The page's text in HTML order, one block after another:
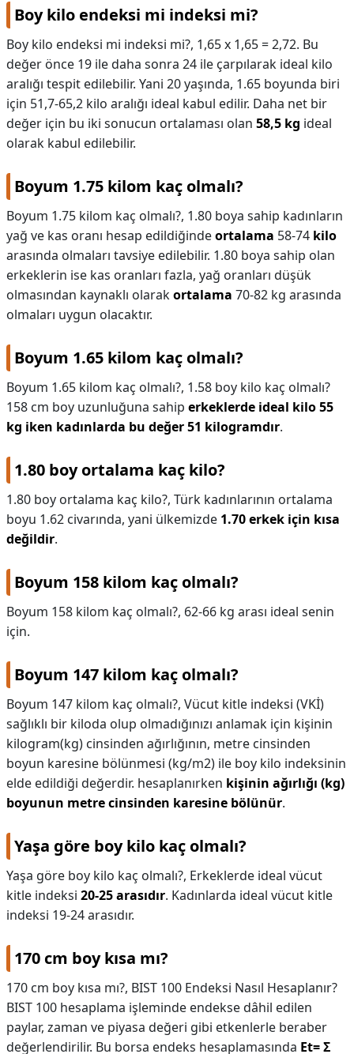
Boy kilo endeksi mi indeksi mi?
Boy kilo endeksi mi indeksi mi?, 1,65 x 1,65 = 2,72. Bu
değer önce 19 ile daha sonra 24 ile çarpılarak ideal kilo
aralığı tespit edilebilir. Yani 20 yaşında, 1.65 boyunda biri
için 51,7-65,2 kilo aralığı ideal kabul edilir. Daha net bir
değer için bu iki sonucun ortalaması olan 58,5 kg ideal
olarak kabul edilebilir.
Boyum 1.75 kilom kaç olmalı?
Boyum 1.75 kilom kaç olmalı?, 1.80 boya sahip kadınların
yağ ve kas oranı hesap edildiğindeortalama 58-74 kilo
arasında olmaları tavsiye edilebilir. 1.80 boya sahip olan
erkeklerin ise kas oranları fazla, yağ oranları düşük
olmasından kaynaklı olarakortalama 70-82 kg arasında
olmaları uygun olacaktır.
Boyum 1.65 kilom kaç olmalı?
Boyum 1.65 kilom kaç olmalı?, 1.58 boy kilo kaç olmalı?
158 cm boy uzunluğuna sahip erkeklerde ideal kilo 55
kg iken kadınlarda bu değer 51 kilogramdır.
1.80 boy ortalama kaç kilo?
1.80 boy ortalama kaç kilo?, Türk kadınlarının ortalama
boyu 1.62 civarında, yani ülkemizde 1.70 erkek için kısa
değildir.
Boyum 158 kilom kaç olmalı?
Boyum 158 kilom kaç olmalı?, 62-66 kg arası ideal senin
için.
Boyum 147 kilom kaç olmalı?
Boyum 147 kilom kaç olmalı?, Vücut kitle indeksi (VKİ)
sağlıklı bir kiloda olup olmadığınızı anlamak için kişinin
kilogram(kg) cinsinden ağırlığının, metre cinsinden
boyun karesine bölünmesi (kg/m2) ile boy kilo indeksinin
elde edildiği değerdir. hesaplanırken kişinin ağırlığı (kg)
boyunun metre cinsinden karesine bölünür.
Yaşa göre boy kilo kaç olmalı?
Yaşa göre boy kilo kaç olmalı?, Erkeklerde ideal vücut
kitle indeksi 20-25 arasıdır. Kadınlarda ideal vücut kitle
indeksi 19-24 arasıdır.
170 cm boy kısa mı?
170 cm boy kısa mı?, BIST 100 Endeksi Nasıl Hesaplanır?
BIST 100 hesaplama işleminde endekse dâhil edilen
paylar, zaman ve piyasa değeri gibi etkenlerle beraber
değerlendirilir. Bu borsa endeks hesaplamasında Et= Σ